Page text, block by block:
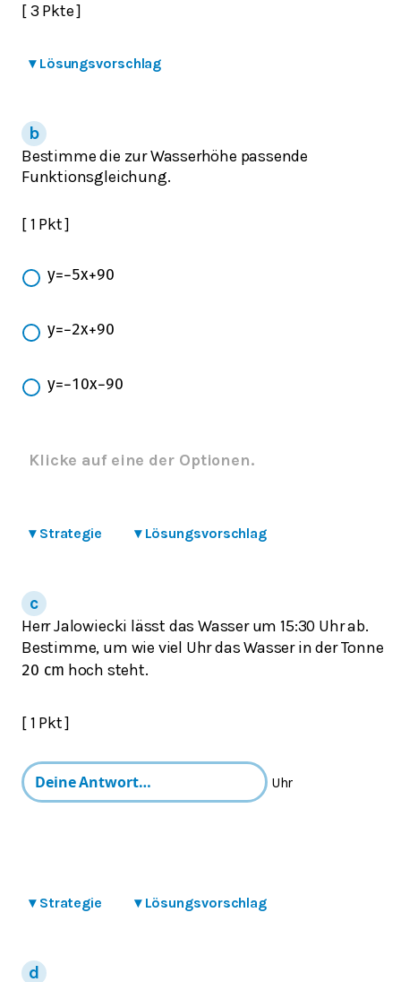
[ 3 Pkte ]
▾ Lösungsvorschlag
Bestimme die zur Wasserhöhe passende
Funktionsgleichung.
[ 1 Pkt ]
y=−5x+90
y=−2x+90
y=−10x−90
Klicke auf eine der Optionen.
▾ Strategie ▾ Lösungsvorschlag
Herr Jalowiecki lässt das Wasser um 15:30 Uhr ab.
Bestimme, um wie viel Uhr das Wasser in der Tonne
20 cm hoch steht.
[ 1 Pkt ]
Uhr
▾ Strategie ▾ Lösungsvorschlag